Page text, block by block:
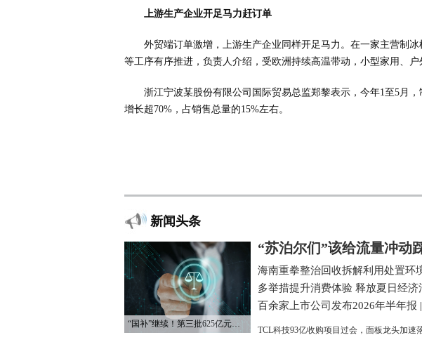
上游生产企业开足马力赶订单
外贸端订单激增，上游生产企业同样开足马力。在一家主营制
等工序有序推进，负责人介绍，受欧洲持续高温带动，小型家用、户
浙江宁波某股份有限公司国际贸易总监郑黎表示，今年1至5月
增长超70%，占销售总量的15%左右。
新闻头条
“国补”继续！第三批625亿元资金已下达
“苏泊尔们”该给流量冲动
海南重拳整治回收拆解利用处置环
多举措提升消费体验 释放夏日经济
百余家上市公司发布2026年半年报 |
TCL科技93亿收购项目过会，面板龙头加速